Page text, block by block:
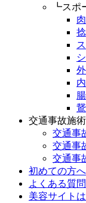
┗スポ
交通事故施
交通事
交通
交通事
初めての方へ
よくある質問
美容サイト